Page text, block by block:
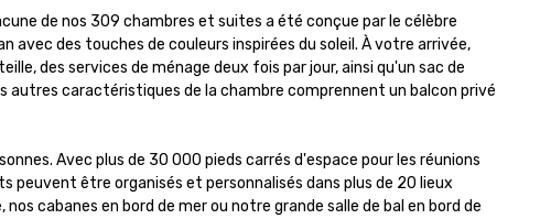
de nos 309 chambres et suites a été conçue par le célèbre
des touches de couleurs inspirées du soleil. À votre arrivée,
des services de ménage deux fois par jour, ainsi qu'un sac de
autres caractéristiques de la chambre comprennent un balcon privé
Avec plus de 30 000 pieds carrés d'espace pour les réunions
peuvent être organisés et personnalisés dans plus de 20 lieux
cabanes en bord de mer ou notre grande salle de bal en bord de